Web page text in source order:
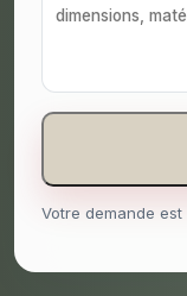
Votre demande est